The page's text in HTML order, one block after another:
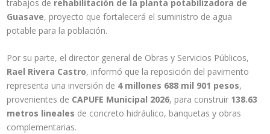
trabajos de rehabilitación de la planta potabilizadora de
Guasave, proyecto que fortalecerá el suministro de agua
potable para la población.
Por su parte, el director general de Obras y Servicios Públicos,
Rael Rivera Castro, informó que la reposición del pavimento
representa una inversión de 4 millones 688 mil 901 pesos,
provenientes de CAPUFE Municipal 2026, para construir 138.63
metros lineales de concreto hidráulico, banquetas y obras
complementarias.